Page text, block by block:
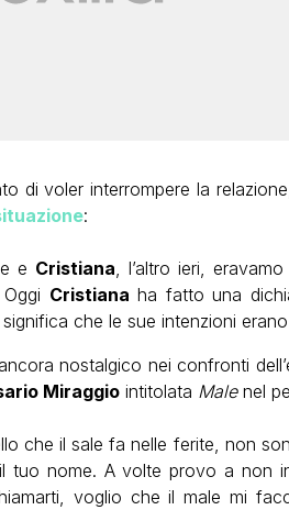
di voler interrompere la
:
e Cristiana , l’altro ieri,
Cristiana ha fatto una
che le sue intenzioni
nostalgico nei confronti
Miraggiointitolata Male nel
che il sale fa nelle ferite, non
tuo nome. A volte provo a non
voglio che il male mi